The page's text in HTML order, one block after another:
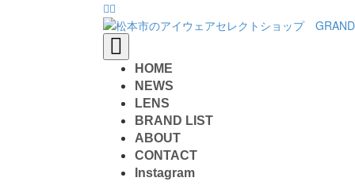
Toggle
navigation
HOME
NEWS
LENS
BRAND LIST
ABOUT
CONTACT
Instagram